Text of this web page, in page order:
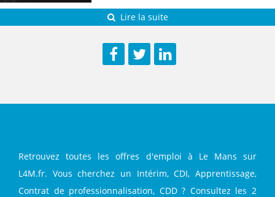
Retrouvez toutes les offres d'emploi à Le Mans sur
L4M.fr. Vous cherchez un Intérim, CDI, Apprentissage,
Contrat de professionnalisation, CDD ? Consultez les 2
Lire la suite